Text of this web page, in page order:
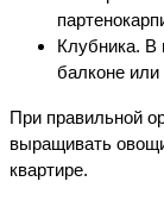
Клубника. В
балконе или
При правильной
выращивать
квартире.